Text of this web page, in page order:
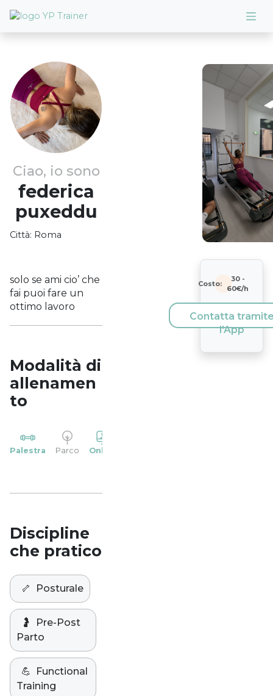
Ciao, io sono
federica
puxeddu
Città: Roma
solo se ami cio’ che
fai puoi fare un
ottimo lavoro
Modalità di
allenamen
to
Palestra Parco Online
Discipline
che pratico
🦴 Posturale
🤰
Pre-Post
Parto
💪
Functional
Training
Costo:
30-
60€/h
Contatta
l'App